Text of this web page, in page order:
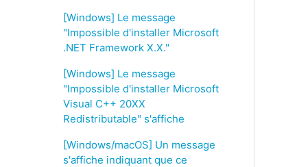
[Windows] Le message
"Impossible d'installer Microsoft
.NET Framework X.X."
[Windows] Le message
"Impossible d'installer Microsoft
Visual C++ 20XX
Redistributable" s'affiche
[Windows/macOS] Un message
s'affiche indiquant que ce